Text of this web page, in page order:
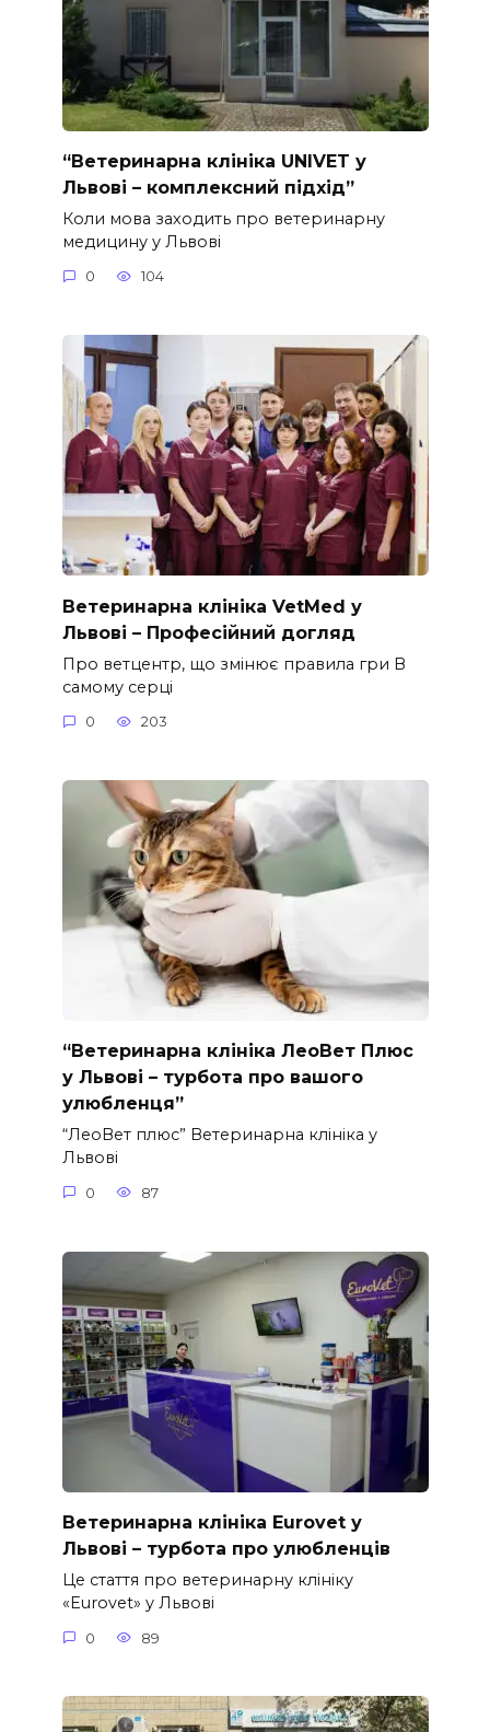
“Ветеринарна клініка UNIVET у
Львові – комплексний підхід”
Коли мова заходить про ветеринарну
медицину у Львові
0 104
Ветеринарна клініка VetMed у
Львові – Професійний догляд
Про ветцентр, що змінює правила гри В
самому серці
0 203
“Ветеринарна клініка ЛеоВет Плюс
у Львові – турбота про вашого
улюбленця”
“ЛеоВет плюс” Ветеринарна клініка у
Львові
0 87
Ветеринарна клініка Eurovet у
Львові – турбота про улюбленців
Це стаття про ветеринарну клініку
«Eurovet» у Львові
0 89